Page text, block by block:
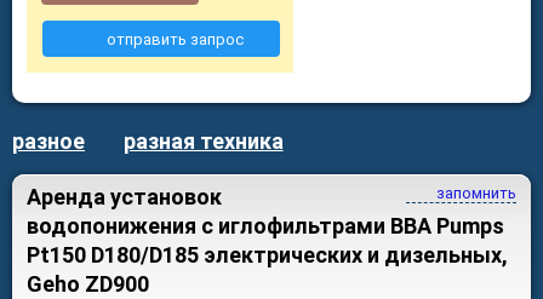
отправить запрос
разное разная техника
запомнить
Аренда установок
водопонижения с иглофильтрами BBA Pumps
Pt150 D180/D185 электрических и дизельных,
Geho ZD900